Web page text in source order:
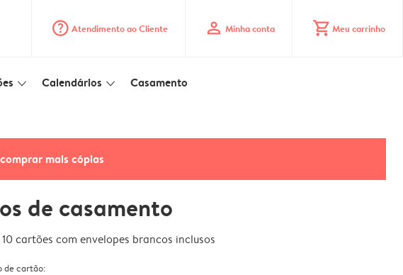
question_mark_circle Atendimento ao Cliente profile Minha conta shopping_cart Meu carrinho
slim_arrow_down Calendários slim_arrow_down Casamento
mais cópias
de casamento
cartões com envelopes brancos inclusos
de cartão: